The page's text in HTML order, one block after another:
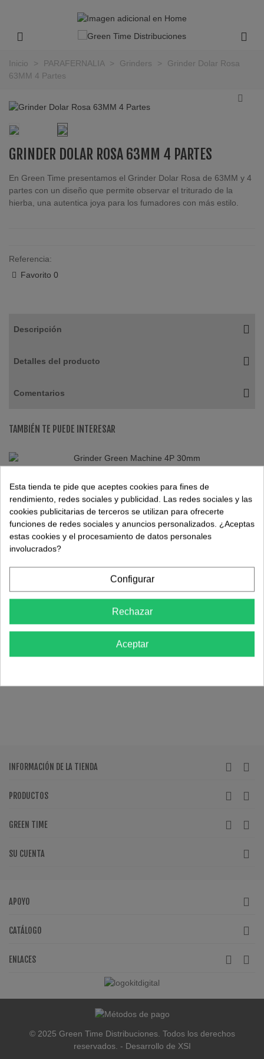
Inicio > PARAFERNALIA > Grinders >
Grinder Dolar Rosa
63MM 4 Partes
GRINDER DOLAR ROSA 63MM 4 PARTES
En Green Time presentamos el Grinder Dolar Rosa de 63MM y 4
partes con un diseño que permite observar el triturado de la
hierba, una autentica joya para los fumadores con más estilo.
Referencia:
Favorito 0
Descripción
Detalles del producto
Comentarios
TAMBIÉN TE PUEDE INTERESAR
INFORMACIÓN DE LA TIENDA
PRODUCTOS
GREEN TIME
SU CUENTA
APOYO
CATÁLOGO
ENLACES
© 2025 Green Time Distribuciones. Todos los derechos
reservados. - Desarrollo de XSI
Esta tienda te pide que aceptes cookies para fines de
rendimiento, redes sociales y publicidad. Las redes sociales y las
cookies publicitarias de terceros se utilizan para ofrecerte
funciones de redes sociales y anuncios personalizados. ¿Aceptas
estas cookies y el procesamiento de datos personales
involucrados?
Configurar
Rechazar
Aceptar